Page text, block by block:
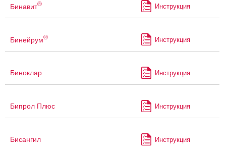
Бинавит® Инструкция
Бинейрум® Инструкция
Биноклар Инструкция
Бипрол Плюс Инструкция
Бисангил Инструкция